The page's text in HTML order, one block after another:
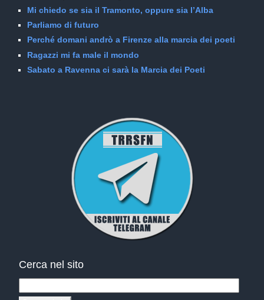
Mi chiedo se sia il Tramonto, oppure sia l’Alba
Parliamo di futuro
Perché domani andrò a Firenze alla marcia dei poeti
Ragazzi mi fa male il mondo
Sabato a Ravenna ci sarà la Marcia dei Poeti
Cerca nel sito